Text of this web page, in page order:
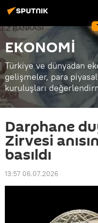
EKONOMİ
Türkiye ve dünyadan
gelişmeler, para
kuruluşları
Darphane
Zirvesi
basıldı
13:57 06.07.2026